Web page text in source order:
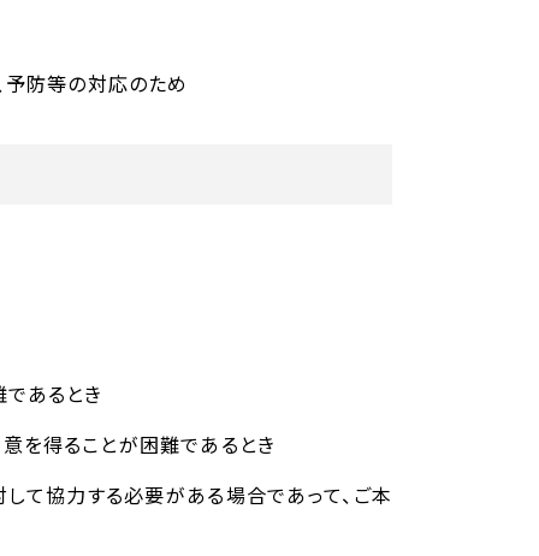
防等の対応のため
あるとき
を得ることが困難であるとき
て協力する必要がある場合であって、ご本